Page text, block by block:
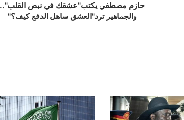
حازم مصطفي يكتب"عشقك في نبض القلب"..
والجماهير ترد"العشق ساهل الدفع كيف؟"